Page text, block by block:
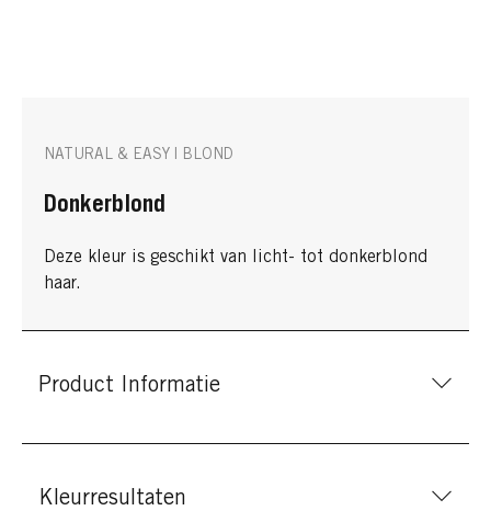
NATURAL & EASY | BLOND
Donkerblond
Deze kleur is geschikt van licht- tot donkerblond
haar.
Product Informatie
Kleurresultaten